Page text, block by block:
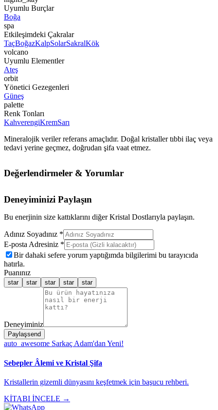
Uyumlu Burçlar
Boğa
spa
Etkileşimdeki Çakralar
TaçBoğazKalpSolarSakralKök
volcano
Uyumlu Elementler
Ateş
orbit
Yönetici Gezegenleri
Güneş
palette
Renk Tonları
KahverengiKremSarı
Mineralojik veriler referans amaçlıdır. Doğal kristaller tıbbi ilaç veya
tedavi yerine geçmez, doğrudan şifa vaat etmez.
Değerlendirmeler & Yorumlar
Deneyiminizi Paylaşın
Bu enerjinin size kattıklarını diğer Kristal Dostlarıyla paylaşın.
Adınız Soyadınız *
E-posta Adresiniz *
Bir dahaki sefere yorum yaptığımda bilgilerimi bu tarayıcıda
hatırla.
Puanınız
star star star star star
Deneyiminiz
Paylaşsend
auto_awesome Sarkaç Adam'dan Yeni!
Sebepler Âlemi ve Kristal Şifa
Kristallerin gizemli dünyasını keşfetmek için başucu rehberi.
KİTABI İNCELE →